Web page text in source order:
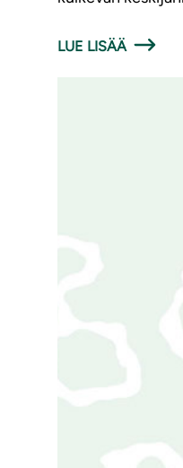
LUE LISÄÄ